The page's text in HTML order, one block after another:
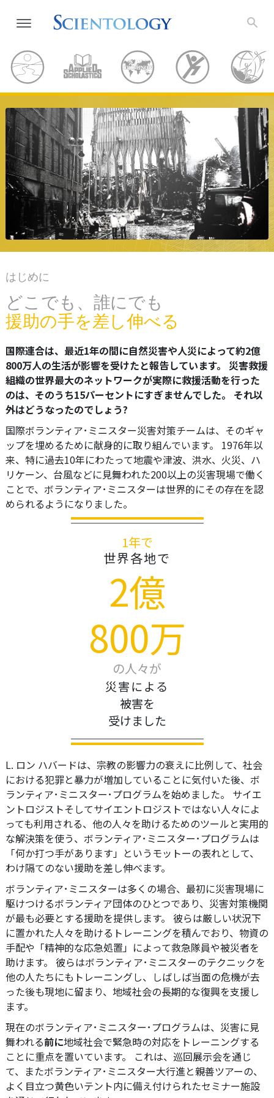
はじめに
どこでも、誰にでも
援助の手を差し伸べる
国際連合は、最近1年の間に自然災害や人災によって約2億
800万人の生活が影響を受けたと報告しています。 災害救援
組織の世界最大のネットワークが実際に救援活動を行った
のは、そのうち15パーセントにすぎませんでした。 それ以
外はどうなったのでしょう?
国際ボランティア･ミニスター災害対策チームは、そのギャ
ップを埋めるために献身的に取り組んでいます。 1976年以
来、特に過去10年にわたって地震や津波、洪水、火災、ハ
リケーン、台風などに見舞われた200以上の災害現場で働く
ことで、ボランティア･ミニスターは世界的にその存在を認
められるようになりました。
1年で
世界各地で
2億
800万
の人々が
災害による
被害を
受けました
L. ロン ハバードは、宗教の影響力の衰えに比例して、社会
における犯罪と暴力が増加していることに気付いた後、ボ
ランティア･ミニスター･プログラムを始めました。 サイエ
ントロジストそしてサイエントロジストではない人々によ
っても利用される、他の人々を助けるためのツールと実用的
な解決策を使う、ボランティア･ミニスター･プログラムは
「何か打つ手があります」というモットーの表れとして、
わけ隔てのない援助を差し伸べます。
ボランティア･ミニスターは多くの場合、最初に災害現場に
駆けつけるボランティア団体のひとつであり、災害対策機関
が最も必要とする援助を提供します。 彼らは厳しい状況下
に置かれた人々を助けるトレーニングを積んでおり、物資の
手配や「精神的な応急処置」によって救急隊員や被災者を
助けます。 彼らはボランティア･ミニスターのテクニックを
他の人たちにもトレーニングし、しばしば当面の危機が去
った後も現地に留まり、地域社会の長期的な復興を支援し
ます。
現在のボランティア･ミニスター･プログラムは、災害に見
舞われる前に地域社会で緊急時の対応をトレーニングする
ことに重点を置いています。
これは、巡回展示会を通じ
て、またボランティア･ミニスター大行進と親善ツアーの、
よく目立つ黄色いテント内に備え付けられたセミナー施設